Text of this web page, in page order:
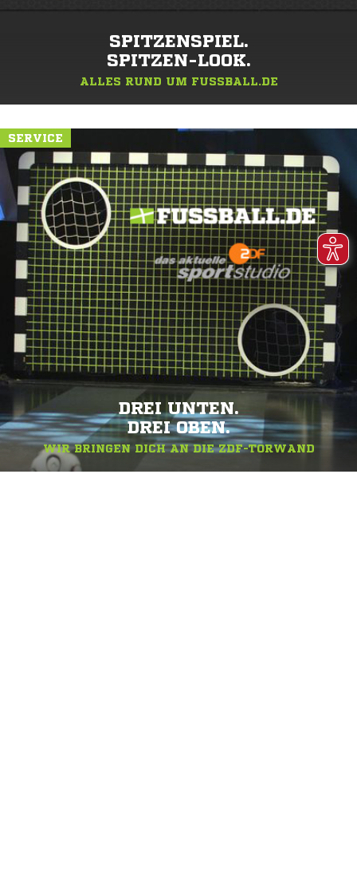
SPITZENSPIEL.
SPITZEN-LOOK.
ALLES RUND UM FUSSBALL.DE
SERVICE
DREI UNTEN.
DREI OBEN.
WIR BRINGEN DICH AN DIE ZDF-TORWAND